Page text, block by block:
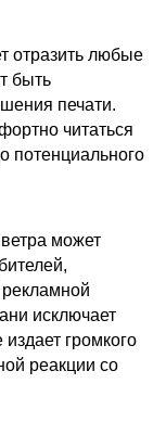
отразить любые
быть
печати.
читаться
потенциального
может
рекламной
исключает
громкого
реакции со